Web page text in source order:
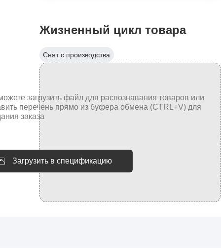
Жизненный цикл товара
Снят с производства
Загрузить в спецификацию